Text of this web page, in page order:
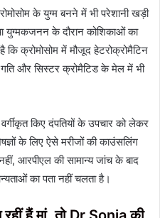
के युग्म बनने में भी परेशानी खड़ी
युग्मकजनन के दौरान कोशिकाओं का
कि क्रोमोसोम में मौजूद हेटरोक्रोमैटिन
और सिस्टर क्रोमैटिड के मेल में भी
किए दंपतियों के उपचार को लेकर
के लिए ऐसे मरीजों की काउंसलिंग
आरपीएल की सामान्य जांच के बाद
का पता नहीं चलता है।